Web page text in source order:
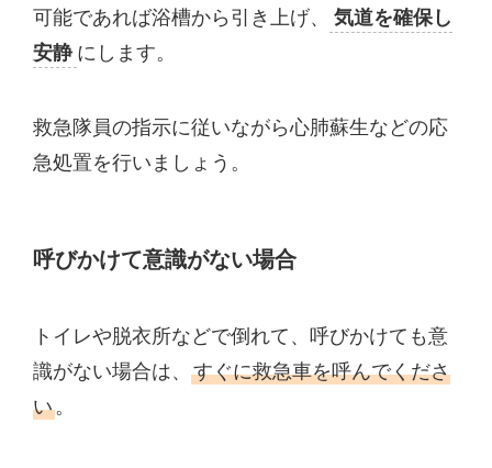
可能であれば浴槽から引き上げ、
気道を確保し
安静 にします。
救急隊員の指示に従いながら心肺蘇生などの応
急処置を行いましょう。
呼びかけて意識がない場合
トイレや脱衣所などで倒れて、呼びかけても意
識がない場合は、 すぐに救急車を呼んでくださ
い 。